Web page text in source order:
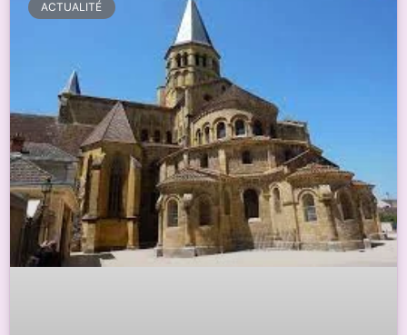
ACTUALITÉ